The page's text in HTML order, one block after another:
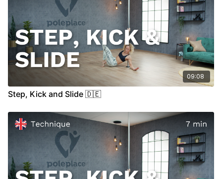
09:08
Step, Kick and Slide 🇩🇪